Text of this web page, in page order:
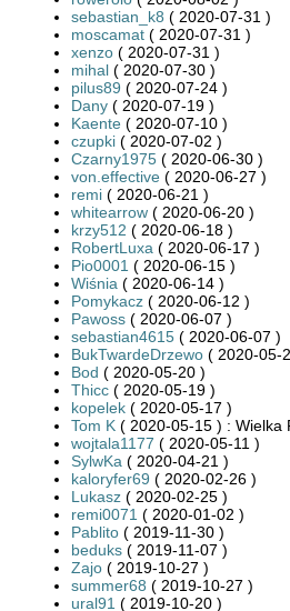
sebastian_k8 ( 2020-07-31 )
moscamat ( 2020-07-31 )
xenzo ( 2020-07-31 )
mihal ( 2020-07-30 )
pilus89 ( 2020-07-24 )
Dany ( 2020-07-19 )
Kaente ( 2020-07-10 )
czupki ( 2020-07-02 )
Czarny1975 ( 2020-06-30 )
von.effective ( 2020-06-27 )
remi ( 2020-06-21 )
whitearrow ( 2020-06-20 )
krzy512 ( 2020-06-18 )
RobertLuxa ( 2020-06-17 )
Pio0001 ( 2020-06-15 )
Wiśnia ( 2020-06-14 )
Pomykacz ( 2020-06-12 )
Pawoss ( 2020-06-07 )
sebastian4615 ( 2020-06-07 )
BukTwardeDrzewo ( 2020-05-
Bod ( 2020-05-20 )
Thicc ( 2020-05-19 )
kopelek ( 2020-05-17 )
Tom K ( 2020-05-15 ) : Wielka
wojtala1177 ( 2020-05-11 )
SylwKa ( 2020-04-21 )
kaloryfer69 ( 2020-02-26 )
Lukasz ( 2020-02-25 )
remi0071 ( 2020-01-02 )
Pablito ( 2019-11-30 )
beduks ( 2019-11-07 )
Zajo ( 2019-10-27 )
summer68 ( 2019-10-27 )
ural91 ( 2019-10-20 )